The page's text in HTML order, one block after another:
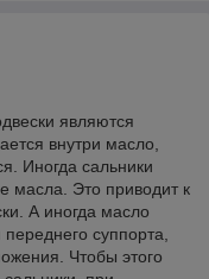
являются
внутри масло,
Иногда сальники
масла. Это приводит к
А иногда масло
суппорта,
Чтобы этого